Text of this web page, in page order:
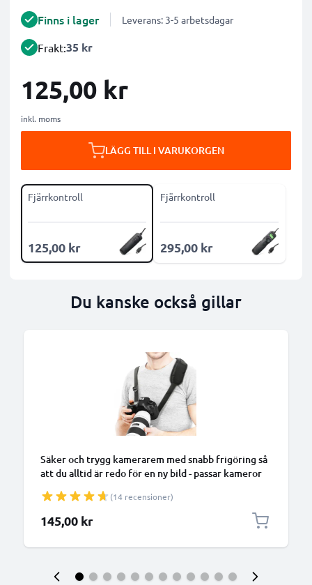
Finns i lager Leverans: 3-5 arbetsdagar
Frakt:35 kr
125,00 kr
inkl. moms
LÄGG TILL I VARUKORGEN
Fjärrkontroll
125,00 kr
Fjärrkontroll
295,00 kr
Du kanske också gillar
Säker och trygg kamerarem med snabb frigöring så
att du alltid är redo för en ny bild - passar kameror
alla olika kameramodeller
(14 recensioner)
145,00 kr